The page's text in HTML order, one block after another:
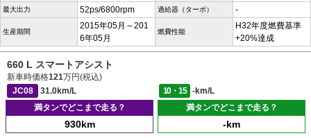
最大出力 52ps/6800rpm 過給器（ターボ） -
生産期間
2015年05月～201
6年05月
燃費性能
H32年度燃費基準
+20%達成
660 L スマートアシスト
新車時価格121万円(税込)
JC08
31.0km/L 10・15
-km/L
満タンでどこまで走る？
930km
満タンでどこまで走る？
-km